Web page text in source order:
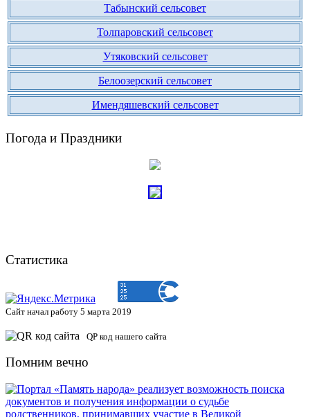
Табынский сельсовет
Толпаровский сельсовет
Утяковский сельсовет
Белоозерский сельсовет
Имендяшевский сельсовет
Погода и Праздники
Статистика
Сайт начал работу 5 марта 2019
QP код нашего сайта
Помним вечно